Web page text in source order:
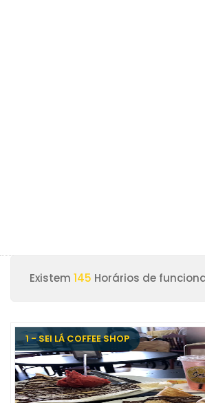
Existem 145 Horários de
1 - SEI LÁ COFFEE SHOP